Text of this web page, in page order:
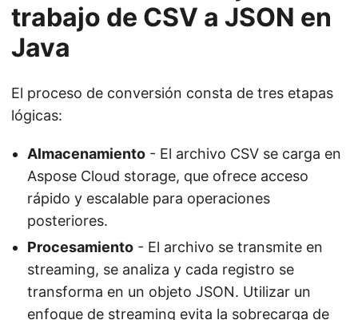
trabajo de CSV a JSON en
Java
El proceso de conversión consta de tres etapas
lógicas:
Almacenamiento - El archivo CSV se carga en
Aspose Cloud storage, que ofrece acceso
rápido y escalable para operaciones
posteriores.
Procesamiento - El archivo se transmite en
streaming, se analiza y cada registro se
transforma en un objeto JSON. Utilizar un
enfoque de streaming evita la sobrecarga de